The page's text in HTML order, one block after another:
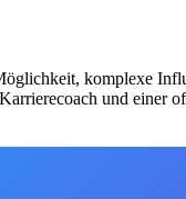
komplexe
und einer